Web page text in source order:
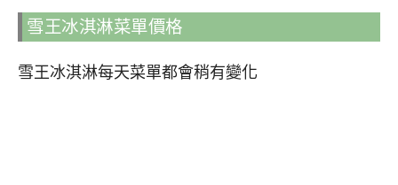
雪王冰淇淋菜單價格
雪王冰淇淋每天菜單都會稍有變化